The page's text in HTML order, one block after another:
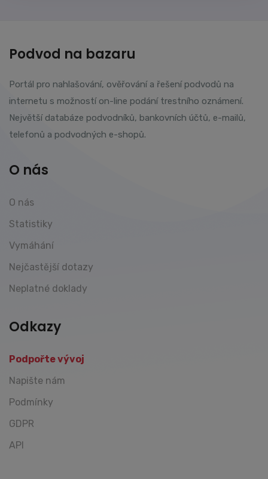
Podvod na bazaru
Portál pro nahlašování, ověřování a řešení podvodů na
internetu s možností on-line podání trestního oznámení.
Největší databáze podvodníků, bankovních účtů, e-mailů,
telefonů a podvodných e-shopů.
O nás
O nás
Statistiky
Vymáhání
Nejčastější dotazy
Neplatné doklady
Odkazy
Podpořte vývoj
Napište nám
Podmínky
GDPR
API